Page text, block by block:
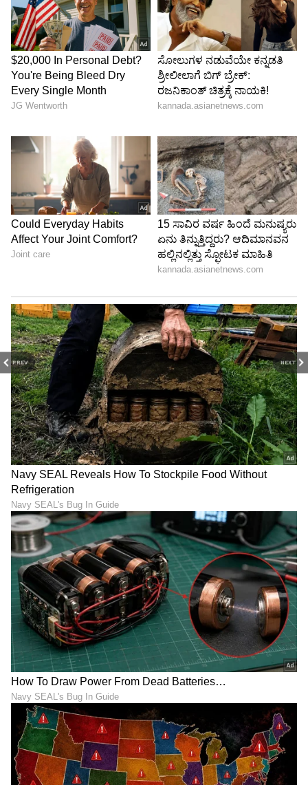
PREV NEXT